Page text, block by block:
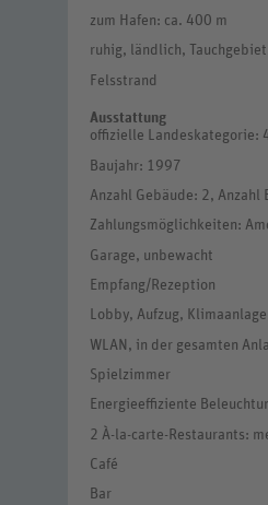
zum Hafen: ca. 400 m
ruhig, ländlich,
Felsstrand
Ausstattung
offizielle Landeskategorie:
Baujahr: 1997
Anzahl Gebäude: 2,
Zahlungsmöglichkeiten:
Garage, unbewacht
Empfang/Rezeption
Lobby, Aufzug,
WLAN, in der gesamten
Spielzimmer
Energieeffiziente
2 À-la-carte-Restaurants:
Café
Bar